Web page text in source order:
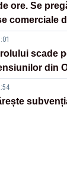
ore. Se
comerciale
scade
din